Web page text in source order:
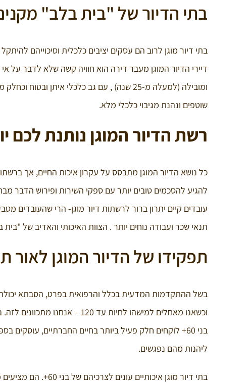
בתי הדיור של "בית בלב"
בתי דיור מוגן לרוב הם עסקים יציבים כלכלית וסיכוייהם
דיירי הדיור המוגן מעבר דירה הוא חוויה קשה שלא לדבר על
ומובילה (למעלה מ-25 שנה) , עם גב כלכלי איתן
שוטפים ונהנת מגיבוי כלכלי מלא.
רשת הדיור המוגן נותנת לכם
כל נושא הדיור המוגן מתבסס על עקרון איכות החיים, אך
להגיע להסכמים טובים יותר עם ספקי השירות ופירוש הדבר
עובדים קיים יתרון ברור לרשתות דיור מוגן- הרי שהעובדים
תנאי שכר ועבודה נוחים יותר . הצוות האיכותי והאדיב של
תפקידו של הדיור המוגן לאור
בשל ההתקדמות המדעית בכלל והרפואית בפרט, הסבתא
וכשאנו מאחלים למישהו לחיות
בני 60+ לוקחים חלק פעיל ביותר בחיים החברתיים, עוסקים
ליהנות מהם נפגשים.
בתי דיור מוגן